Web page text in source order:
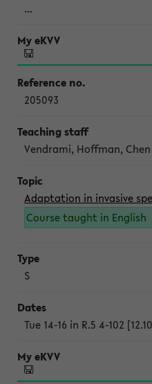
...
205093
Vendrami, Hoffman, Chen
Adaptation in invasive
Course taught in English
S
Tue 14-16 in R.5 4-102